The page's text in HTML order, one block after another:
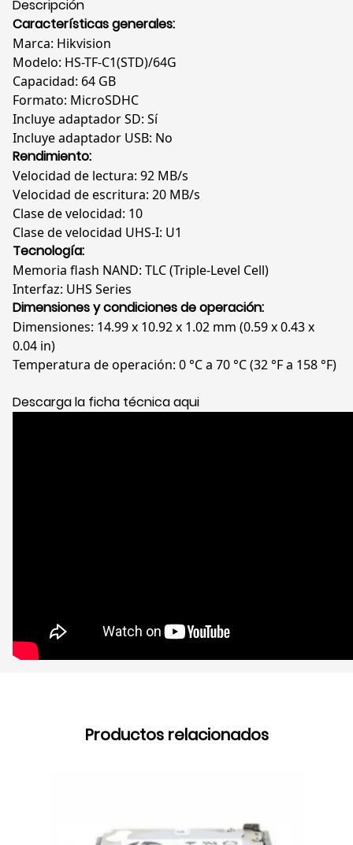
de
escritura:
20
MB/s,
HS-
TF-
C1
64G
cantidad
Descripción
Características generales:
Marca: Hikvision
Modelo: HS-TF-C1(STD)/64G
Capacidad: 64 GB
Formato: MicroSDHC
Incluye adaptador SD: Sí
Incluye adaptador USB: No
Rendimiento:
Velocidad de lectura: 92 MB/s
Velocidad de escritura: 20 MB/s
Clase de velocidad: 10
Clase de velocidad UHS-I: U1
Tecnología:
Memoria flash NAND: TLC (Triple-Level Cell)
Interfaz: UHS Series
Dimensiones y condiciones de operación:
Dimensiones: 14.99 x 10.92 x 1.02 mm (0.59 x 0.43 x
0.04 in)
Temperatura de operación: 0 °C a 70 °C (32 °F a 158 °F)
Descarga la ficha técnica aqui
Productos relacionados